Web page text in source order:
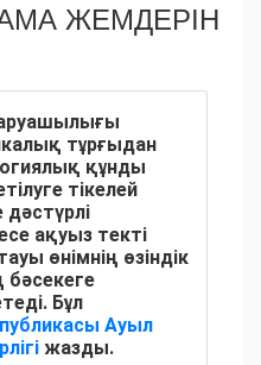
ЖЕМДЕРІН
тұрғыдан
құнды
тікелей
ақуыз текті
өнімнің өзіндік
Бұл
Ауыл
жазды.